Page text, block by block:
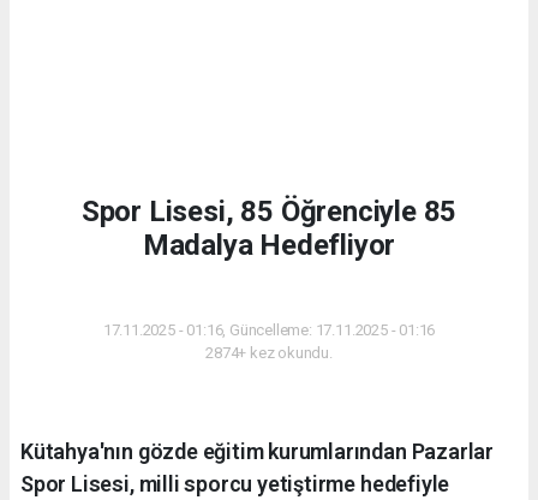
Spor Lisesi, 85 Öğrenciyle 85
Madalya Hedefliyor
17.11.2025 - 01:16, Güncelleme: 17.11.2025 - 01:16
2874+ kez okundu.
Kütahya'nın gözde eğitim kurumlarından Pazarlar
Spor Lisesi, milli sporcu yetiştirme hedefiyle